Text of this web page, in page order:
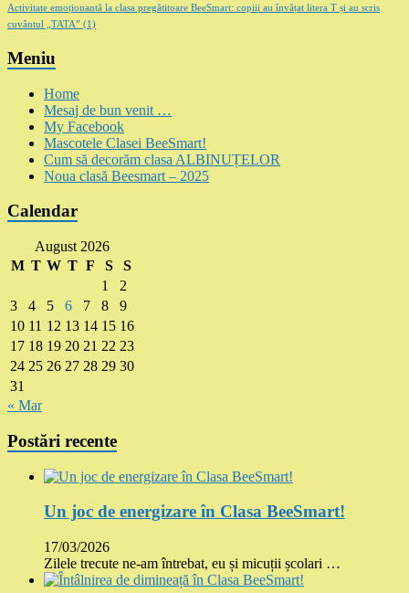
Activitate emoționantă la clasa pregătitoare BeeSmart: copiii au învățat litera T și au scris
cuvântul „TATA” (1)
Meniu
Home
Mesaj de bun venit …
My Facebook
Mascotele Clasei BeeSmart!
Cum să decorăm clasa ALBINUȚELOR
Noua clasă Beesmart – 2025
Calendar
August 2026
M T W T F S
S
1
2
3
4 5 6 7 8
9
10 11 12 13 14 15 16
17 18 19 20 21 22 23
24 25 26 27 28 29 30
31
« Mar
Postări recente
Un joc de energizare în Clasa BeeSmart!
17/03/2026
Zilele trecute ne-am întrebat, eu și micuții școlari …